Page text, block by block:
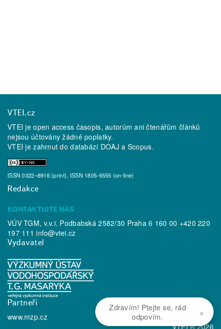
VTEI.cz
VTEI je open access časopis, autorům ani čtenářům článků
nejsou účtovány žádné poplatky.
VTEI je zahrnut do databází DOAJ a Scopus.
ISSN 0322–8916 (print), ISSN 1805-6555 (on-line)
Redakce
KONTAKTUJTE NÁS
VÚV TGM, v.v.i. Podbabská 2582/30 Praha 6 160 00 +420 220
197 111info@vtei.cz
Vydavatel
Partneři
www.mzp.cz
VTEI ® 2026
Zdravím! Ptejte se, rád
odpovím.
×